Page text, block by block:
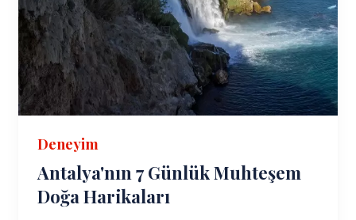
Deneyim
Antalya'nın 7 Günlük Muhteşem
Doğa Harikaları